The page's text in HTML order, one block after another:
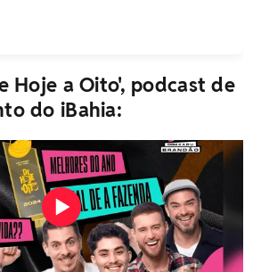
Hoje a Oito', podcast de
do iBahia: